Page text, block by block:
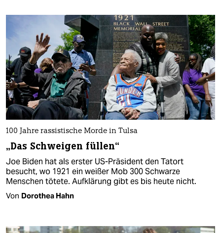
100 Jahre rassistische Morde in Tulsa
„Das Schweigen füllen“
Joe Biden hat als erster US-Präsident den Tatort
besucht, wo 1921 ein weißer Mob 300 Schwarze
Menschen tötete. Aufklärung gibt es bis heute nicht.
Von Dorothea Hahn